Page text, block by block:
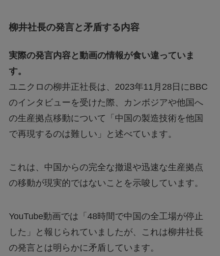
柳井社長の発言と矛盾する内容
実際の発言内容と動画の情報が食い違っていま
す。
ユニクロの柳井正社長は、2023年11月28日にBBC
のインタビューを受けた際、カンボジアや他国へ
の生産拠点移動について「中国の製造技術を他国
で再現するのは難しい」と述べています。
これは、中国からの完全な撤退や迅速な生産拠点
の移動が現実的ではないことを示唆しています。
YouTube動画では「48時間で中国の全工場が停止
した」と報じられていましたが、これは柳井社長
の発言とは明らかに矛盾しています。